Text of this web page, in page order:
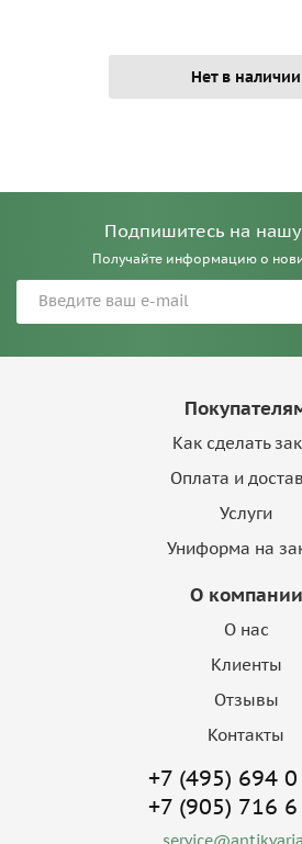
Нет в наличии
Подпишитесь на
Получайте информацию о
Как сделать
Оплата и
Услуги
Униформа на
О компании
О нас
Клиенты
Отзывы
Контакты
+7 (495) 694
+7 (905) 716